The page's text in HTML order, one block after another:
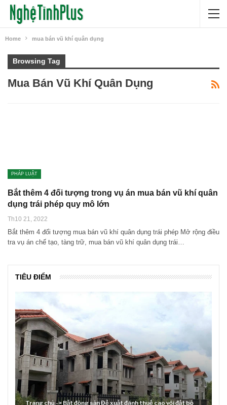
Home mua bán vũ khí quân dụng
Browsing Tag
Mua Bán Vũ Khí Quân Dụng
PHÁP LUẬT
Bắt thêm 4 đối tượng trong vụ án mua bán vũ khí quân
dụng trái phép quy mô lớn
Th10 21, 2022
Bắt thêm 4 đối tượng mua bán vũ khí quân dụng trái phép Mở rộng điều
tra vụ án chế tạo, tàng trữ, mua bán vũ khí quân dụng trái…
TIÊU ĐIỂM
Trang chủ -> Bất động sản Đề xuất đánh thuế cao với đất bỏ